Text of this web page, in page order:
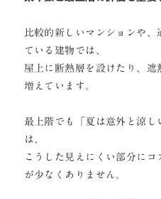
比較的新しいマンションや
ている建物では、
屋上に断熱層を設けたり、遮
増えています。
最上階でも「夏は意外と涼
は、
こうした見えにくい部分にコ
が少なくありません。